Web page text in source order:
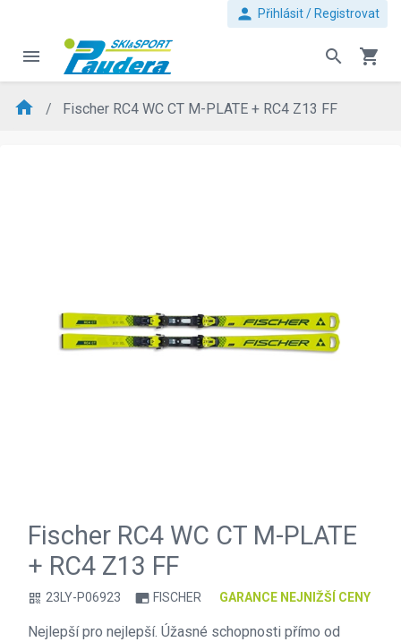
person Přihlásit / Registrovat
menu search shopping_cart
home Fischer RC4 WC CT M-PLATE + RC4 Z13 FF
Fischer RC4 WC CT M-PLATE
+ RC4 Z13 FF
qr_code 23LY-P06923 branding_watermark FISCHER GARANCE NEJNIŽŠÍ CENY
Nejlepší pro nejlepší. Úžasné schopnosti přímo od